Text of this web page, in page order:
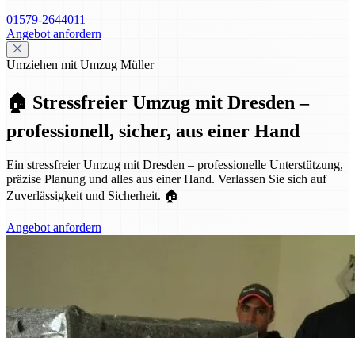
01579-2644011
Angebot anfordern
Umziehen mit Umzug Müller
🏠 Stressfreier Umzug mit Dresden –
professionell, sicher, aus einer Hand
Ein stressfreier Umzug mit Dresden – professionelle Unterstützung,
präzise Planung und alles aus einer Hand. Verlassen Sie sich auf
Zuverlässigkeit und Sicherheit. 🏠
Angebot anfordern